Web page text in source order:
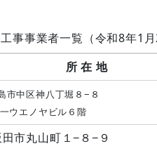
事事業者一覧（令和8年1月
所 在 地
市中区神八丁堀８−８
ウエノヤビル６階
市丸山町１−８−９